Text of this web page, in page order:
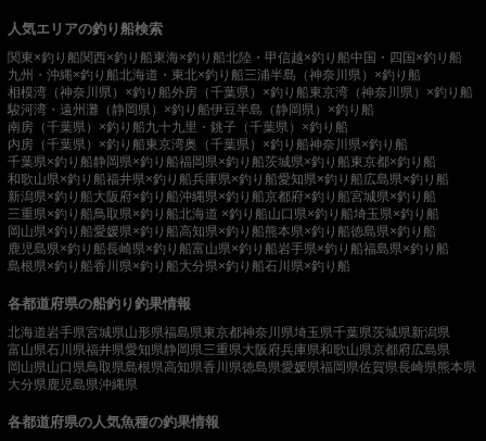
人気エリアの釣り船検索
関東×釣り船関西×釣り船東海×釣り船北陸・甲信越×釣り船中国・四国×釣り船
九州・沖縄×釣り船北海道・東北×釣り船三浦半島（神奈川県）×釣り船
相模湾（神奈川県）×釣り船外房（千葉県）×釣り船東京湾（神奈川県）×釣り船
駿河湾・遠州灘（静岡県）×釣り船伊豆半島（静岡県）×釣り船
南房（千葉県）×釣り船九十九里・銚子（千葉県）×釣り船
内房（千葉県）×釣り船東京湾奥（千葉県）×釣り船神奈川県×釣り船
千葉県×釣り船静岡県×釣り船福岡県×釣り船茨城県×釣り船東京都×釣り船
和歌山県×釣り船福井県×釣り船兵庫県×釣り船愛知県×釣り船広島県×釣り船
新潟県×釣り船大阪府×釣り船沖縄県×釣り船京都府×釣り船宮城県×釣り船
三重県×釣り船鳥取県×釣り船北海道 ×釣り船山口県×釣り船埼玉県×釣り船
岡山県×釣り船愛媛県×釣り船高知県×釣り船熊本県×釣り船徳島県×釣り船
鹿児島県×釣り船長崎県×釣り船富山県×釣り船岩手県×釣り船福島県×釣り船
島根県×釣り船香川県×釣り船大分県×釣り船石川県×釣り船
各都道府県の船釣り釣果情報
北海道岩手県宮城県山形県福島県東京都神奈川県埼玉県千葉県茨城県新潟県
富山県石川県福井県愛知県静岡県三重県大阪府兵庫県和歌山県京都府広島県
岡山県山口県鳥取県島根県高知県香川県徳島県愛媛県福岡県佐賀県長崎県熊本県
大分県 鹿児島県沖縄県
各都道府県の人気魚種の釣果情報